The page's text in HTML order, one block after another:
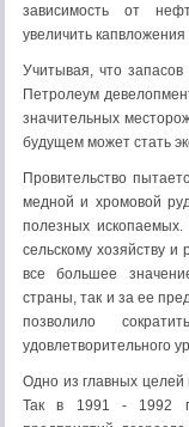
зависимость от
увеличить
Учитывая, что
Петролеум
значительных
будущем может стать
Провительство
медной и хромовой
полезных ископаемых.
сельскому хозяйству
все большее
страны, так и за ее
позволило
удовлетворительного
Одно из главных целей
Так в 1991 - 1992